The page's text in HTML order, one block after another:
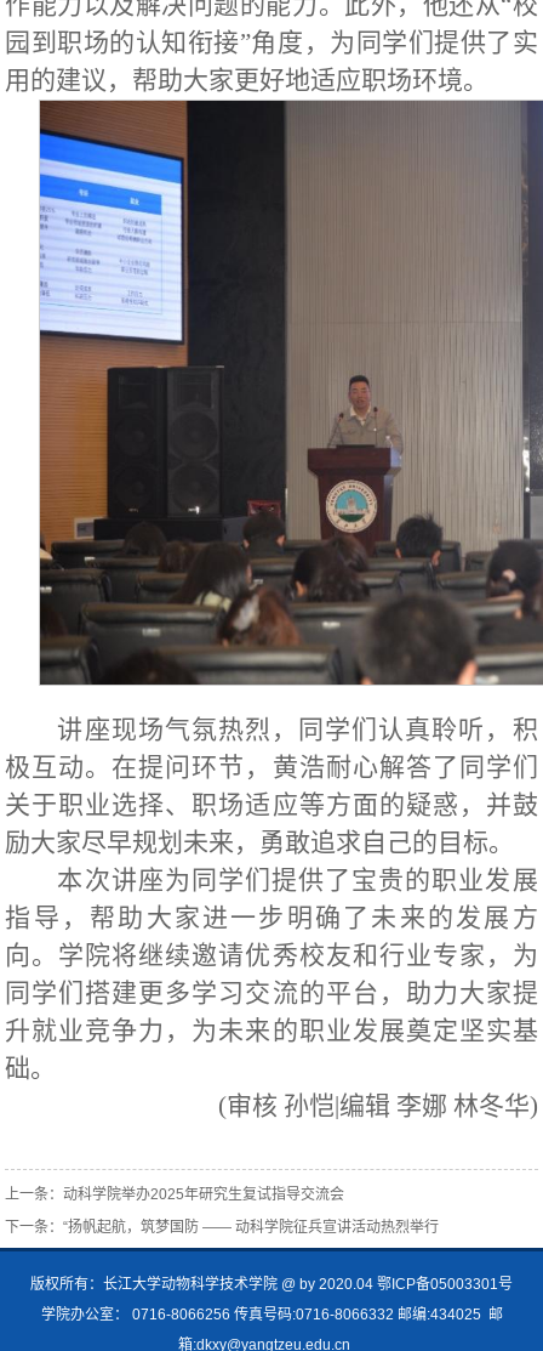
园到职场的认知衔接”角度，为同学们提供了实
用的建议，帮助大家更好地适应职场环境。
讲座现场气氛热烈，同学们认真聆听，积
极互动。在提问环节，黄浩耐心解答了同学们
关于职业选择、职场适应等方面的疑惑，并鼓
励大家尽早规划未来，勇敢追求自己的目标。
本次讲座为同学们提供了宝贵的职业发展
指导，帮助大家进一步明确了未来的发展方
向。学院将继续邀请优秀校友和行业专家，为
同学们搭建更多学习交流的平台，助力大家提
升就业竞争力，为未来的职业发展奠定坚实基
础。
(审核 孙恺|编辑 李娜 林冬华)
上一条：动科学院举办2025年研究生复试指导交流会
下一条：“扬帆起航，筑梦国防 —— 动科学院征兵宣讲活动热烈举行
版权所有：长江大学动物科学技术学院 @ by 2020.04 鄂ICP备05003301号
学院办公室： 0716-8066256 传真号码:0716-8066332 邮编:434025 邮
箱:dkxy@yangtzeu.edu.cn